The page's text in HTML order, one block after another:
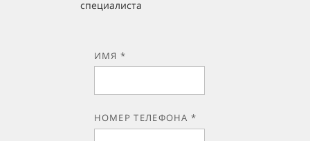
специалиста
ИМЯ *
НОМЕР ТЕЛЕФОНА *